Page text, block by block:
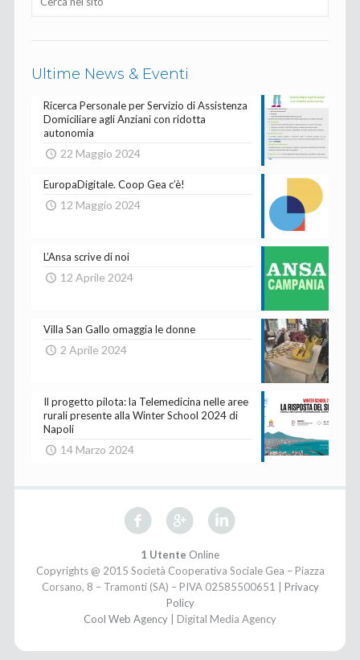
Ultime News & Eventi
Ricerca Personale per Servizio di Assistenza
Domiciliare agli Anziani con ridotta
autonomia
22 Maggio 2024
EuropaDigitale. Coop Gea c’è!
12 Maggio 2024
L’Ansa scrive di noi
12 Aprile 2024
Villa San Gallo omaggia le donne
2 Aprile 2024
Il progetto pilota: la Telemedicina nelle aree
rurali presente alla Winter School 2024 di
Napoli
14 Marzo 2024
1 Utente Online
Copyrights @ 2015 Società Cooperativa Sociale Gea – Piazza
Corsano, 8 – Tramonti (SA) – PIVA 02585500651 | Privacy
Policy
Cool Web Agency | Digital Media Agency